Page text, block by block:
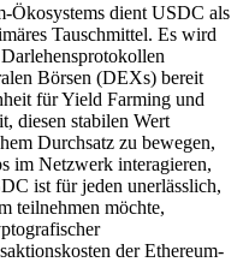
Ökosystems dient USDC als
Tauschmittel. Es wird
Börsen (DEXs) bereit
für Yield Farming und
diesen stabilen Wert
Durchsatz zu bewegen,
im Netzwerk interagieren,
ist für jeden unerlässlich,
teilnehmen möchte,
der Ethereum-